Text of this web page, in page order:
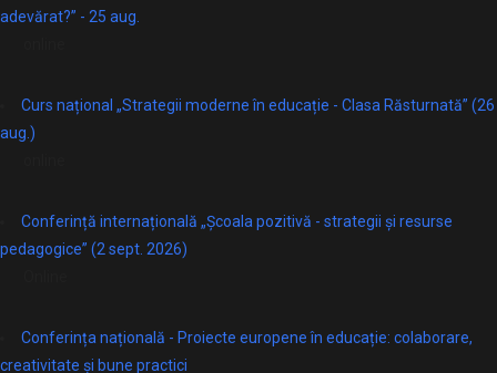
adevărat?” - 25 aug.
Curs național „Strategii moderne în educație - Clasa Răsturnată” (26
aug.)
Conferință internațională „Școala pozitivă - strategii și resurse
pedagogice” (2 sept. 2026)
Conferința națională - Proiecte europene în educație: colaborare,
creativitate și bune practici